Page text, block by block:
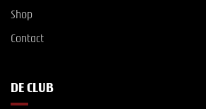
Shop
Contact
DE CLUB